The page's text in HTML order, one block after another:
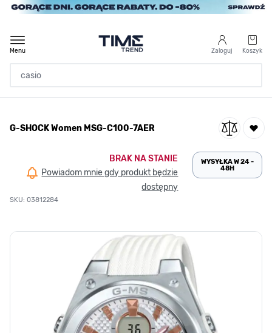
Przejdź do treści
Zaloguj Koszyk
Menu
/ G-SHOCK Women MSG-C100-7AER
G-SHOCK Women MSG-C100-7AER
BRAK NA STANIE
Powiadom mnie gdy produkt będzie
dostępny
SKU: 03812284
WYSYŁKA W 24 -
48H